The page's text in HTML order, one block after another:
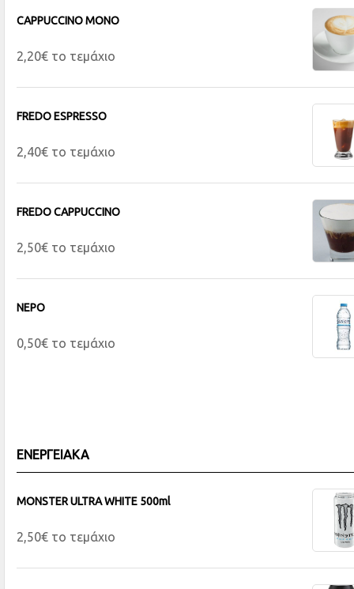
CAPPUCCINO ΜΟΝΟ
2,20€ το τεμάχιο
FREDO ESPRESSO
2,40€ το τεμάχιο
FREDO CAPPUCCINO
2,50€ το τεμάχιο
ΝΕΡΟ
0,50€ το τεμάχιο
ΕΝΕΡΓΕΙΑΚΑ
MONSTER ULTRA WHITE 500ml
2,50€ το τεμάχιο